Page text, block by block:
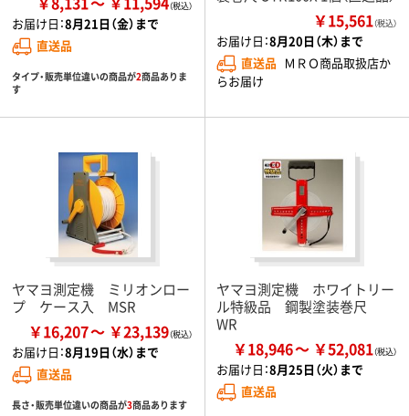
お届け日：8月21日（金）まで
直送品
タイプ・販売単位違いの商品が2商品ありま
す
￥15,561（税込）
お届け日：8月20日（木）まで
直送品 ＭＲＯ商品取扱店か
らお届け
ヤマヨ測定機 ミリオンロー
プ ケース入 MSR
￥16,207 ￥23,139
お届け日：8月19日（水）まで
直送品
長さ・販売単位違いの商品が3商品あります
ヤマヨ測定機 ホワイトリー
ル特級品 鋼製塗装巻尺
WR
￥18,946 ￥52,081
お届け日：8月25日（火）まで
直送品